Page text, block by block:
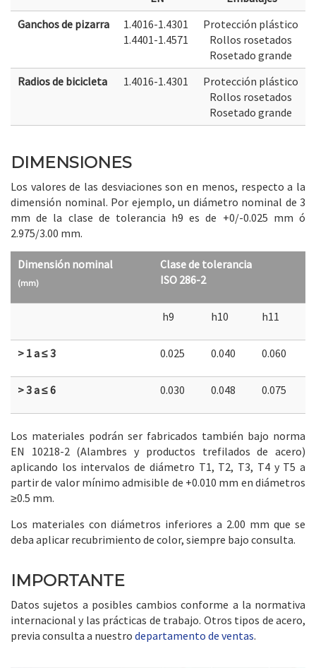
Ganchos de pizarra
1.4016-1.4301
1.4401-1.4571
Protección plástico
Rollos rosetados
Rosetado grande
Radios de bicicleta
1.4016-1.4301
Protección plástico
Rollos rosetados
Rosetado grande
DIMENSIONES
Los valores de las desviaciones son en menos, respecto a la
dimensión nominal. Por ejemplo, un diámetro nominal de 3
mm de la clase de tolerancia h9 es de +0/-0.025 mm ó
2.975/3.00 mm.
Dimensión nominal
(mm)
Clase de tolerancia
ISO 286-2
h9 h10 h11
> 1 a ≤ 3 0.025 0.040 0.060
> 3 a ≤ 6 0.030 0.048 0.075
Los materiales podrán ser fabricados también bajo norma
EN 10218-2 (Alambres y productos trefilados de acero)
aplicando los intervalos de diámetro T1, T2, T3, T4 y T5 a
partir de valor mínimo admisible de +0.010 mm en diámetros
≥0.5 mm.
Los materiales con diámetros inferiores a 2.00 mm que se
deba aplicar recubrimiento de color, siempre bajo consulta.
IMPORTANTE
Datos sujetos a posibles cambios conforme a la normativa
internacional y las prácticas de trabajo. Otros tipos de acero,
previa consulta a nuestro departamento de ventas.